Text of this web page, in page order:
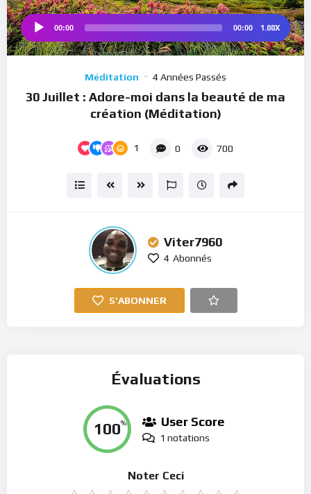
Audio
00:00 00:00 1.00X
Méditation 4 Années Passés
30 Juillet : Adore-moi dans la beauté de ma
création (Méditation)
1 0 700
Viter7960
4 Abonnés
S'ABONNER
Évaluations
100% User Score
1 notations
Noter Ceci